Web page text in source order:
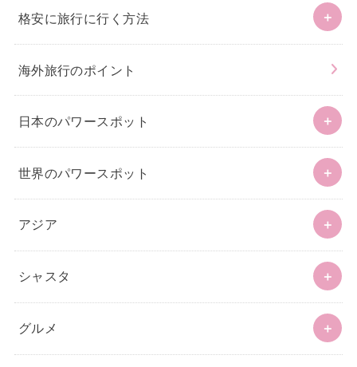
格安に旅行に行く方法
海外旅行のポイント
日本のパワースポット
世界のパワースポット
アジア
シャスタ
グルメ